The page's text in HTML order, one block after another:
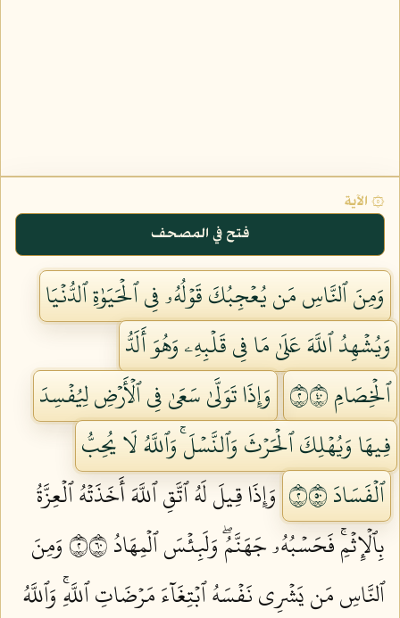
۞ الآية
فتح في المصحف
وَمِنَ ٱلنَّاسِ مَن يُعۡجِبُكَ قَوۡلُهُۥ فِي ٱلۡحَيَوٰةِ ٱلدُّنۡيَا
وَيُشۡهِدُ ٱللَّهَ عَلَىٰ مَا فِي قَلۡبِهِۦ وَهُوَ أَلَدُّ
ٱلۡخِصَامِ ٢٠٤
وَإِذَا تَوَلَّىٰ سَعَىٰ فِي ٱلۡأَرۡضِ لِيُفۡسِدَ
فِيهَا وَيُهۡلِكَ ٱلۡحَرۡثَ وَٱلنَّسۡلَۚ وَٱللَّهُ لَا يُحِبُّ
ٱلۡفَسَادَ ٢٠٥
وَإِذَا قِيلَ لَهُ ٱتَّقِ ٱللَّهَ أَخَذَتۡهُ ٱلۡعِزَّةُ
بِٱلۡإِثۡمِۚ فَحَسۡبُهُۥ جَهَنَّمُۖ وَلَبِئۡسَ ٱلۡمِهَادُ ٢٠٦
وَمِنَ
ٱلنَّاسِ مَن يَشۡرِي نَفۡسَهُ ٱبۡتِغَآءَ مَرۡضَاتِ ٱللَّهِۚ وَٱللَّهُ